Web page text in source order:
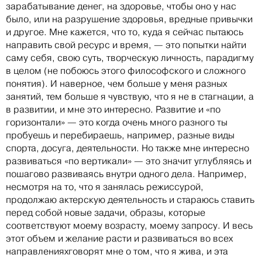
зарабатывание денег, на здоровье, чтобы оно у нас
было, или на разрушение здоровья, вредные привычки
и другое. Мне кажется, что то, куда я сейчас пытаюсь
направить свой ресурс и время, — это попытки найти
саму себя, свою суть, творческую личность, парадигму
в целом (не побоюсь этого философского и сложного
понятия). И наверное, чем больше у меня разных
занятий, тем больше я чувствую, что я не в стагнации, а
в развитии, и мне это интересно. Развитие и «по
горизонтали» — это когда очень много разного ты
пробуешь и перебираешь, например, разные виды
спорта, досуга, деятельности. Но также мне интересно
развиваться «по вертикали» — это значит углубляясь и
пошагово развиваясь внутри одного дела. Например,
несмотря на то, что я занялась режиссурой,
продолжаю актерскую деятельность и стараюсь ставить
перед собой новые задачи, образы, которые
соответствуют моему возрасту, моему запросу. И весь
этот объем и желание расти и развиваться во всех
направленияхговорят мне о том, что я жива, и эта